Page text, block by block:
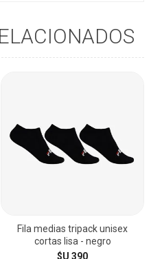
Fila medias tripack unisex
cortas lisa - negro
$U 390